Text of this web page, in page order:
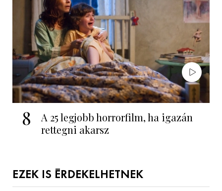
8
A 25 legjobb horrorfilm, ha igazán
rettegni akarsz
EZEK IS ÉRDEKELHETNEK